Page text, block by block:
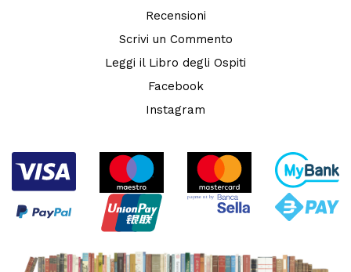
Recensioni
Scrivi un Commento
Leggi il Libro degli Ospiti
Facebook
Instagram